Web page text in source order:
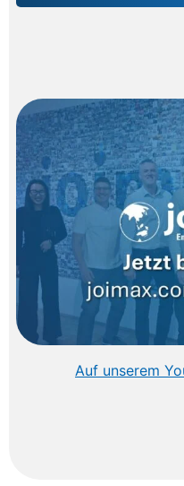
Auf unserem